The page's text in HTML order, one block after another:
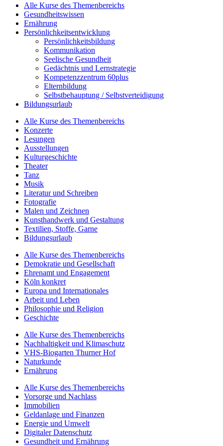
Alle Kurse des Themenbereichs
Gesundheitswissen
Ernährung
Persönlichkeitsentwicklung
Persönlichkeitsbildung
Kommunikation
Seelische Gesundheit
Gedächtnis und Lernstrategie
Kompetenzzentrum 60plus
Elternbildung
Selbstbehauptung / Selbstverteidigung
Bildungsurlaub
Alle Kurse des Themenbereichs
Konzerte
Lesungen
Ausstellungen
Kulturgeschichte
Theater
Tanz
Musik
Literatur und Schreiben
Fotografie
Malen und Zeichnen
Kunsthandwerk und Gestaltung
Textilien, Stoffe, Garne
Bildungsurlaub
Alle Kurse des Themenbereichs
Demokratie und Gesellschaft
Ehrenamt und Engagement
Köln konkret
Europa und Internationales
Arbeit und Leben
Philosophie und Religion
Geschichte
Alle Kurse des Themenbereichs
Nachhaltigkeit und Klimaschutz
VHS-Biogarten Thurner Hof
Naturkunde
Ernährung
Alle Kurse des Themenbereichs
Vorsorge und Nachlass
Immobilien
Geldanlage und Finanzen
Energie und Umwelt
Digitaler Datenschutz
Gesundheit und Ernährung